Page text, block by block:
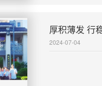
厚积薄发 行
2024-07-04